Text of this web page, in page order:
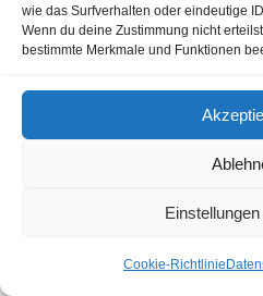
wie das Surfverhalten oder eindeutige
Wenn du deine Zustimmung nicht
bestimmte Merkmale und Funktionen
Cookie-Richtlinie
professionellen
übernommen wird.
und fehlerfreie
Websites.
auf Ihrem Computer
Datenübertragung zu